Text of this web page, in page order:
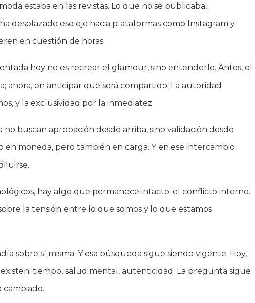
estaba en las revistas. Lo que no se publicaba,
desplazado ese eje hacia plataformas como Instagram y
en cuestión de horas.
hoy no es recrear el glamour, sino entenderlo. Antes, el
ahora, en anticipar qué será compartido. La autoridad
y la exclusividad por la inmediatez.
no buscan aprobación desde arriba, sino validación desde
en moneda, pero también en carga. Y en ese intercambio
hay algo que permanece intacto: el conflicto interno.
la tensión entre lo que somos y lo que estamos
sobre sí misma. Y esa búsqueda sigue siendo vigente. Hoy,
existen: tiempo, salud mental, autenticidad. La pregunta sigue
cambiado.